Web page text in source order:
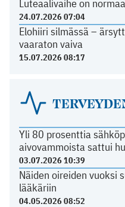
Luteaalivaihe on
24.07.2026 07:04
Elohiiri silmässä –
vaaraton vaiva
15.07.2026 08:17
Yli 80 prosenttia
aivovammoista sattui
03.07.2026 10:39
Näiden oireiden vuoksi
lääkäriin
04.05.2026 08:52